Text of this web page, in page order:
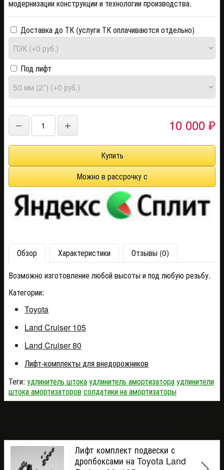
модернизации конструкции и технологии производства.
Доставка до ТК (услуги ТК оплачиваются отдельно)
Под лифт
− + 10 000 ₽
Обзор Характеристики
Отзывы (0)
Возможно изготовление любой высоты и под любую резьбу.
Категории:
Toyota
Land Cruiser 105
Land Cruiser 80
Лифт-комплекты для внедорожников
Теги: удлинитель штокаудлинитель амортизатораудлинители
штока амортизаторов солдатики на амортизаторы
Лифт комплект подвески с
дропбоксами на Toyota Land